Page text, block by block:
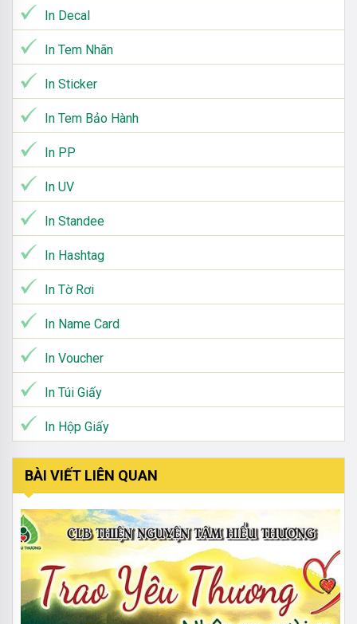
In Decal
In Tem Nhãn
In Sticker
In Tem Bảo Hành
In PP
In UV
In Standee
In Hashtag
In Tờ Rơi
In Name Card
In Voucher
In Túi Giấy
In Hộp Giấy
BÀI VIẾT LIÊN QUAN